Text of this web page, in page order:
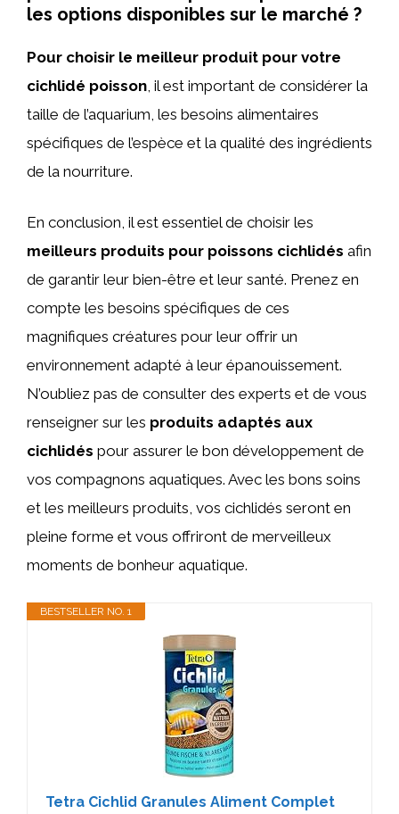
les options disponibles sur le marché ?
Pour choisir le meilleur produit pour votre
cichlidé poisson , il est important de considérer la
taille de l’aquarium, les besoins alimentaires
spécifiques de l’espèce et la qualité des ingrédients
de la nourriture.
En conclusion, il est essentiel de choisir les
meilleurs produits pour poissons cichlidés afin
de garantir leur bien-être et leur santé. Prenez en
compte les besoins spécifiques de ces
magnifiques créatures pour leur offrir un
environnement adapté à leur épanouissement.
N’oubliez pas de consulter des experts et de vous
renseigner sur les produits adaptés aux
cichlidés pour assurer le bon développement de
vos compagnons aquatiques. Avec les bons soins
et les meilleurs produits, vos cichlidés seront en
pleine forme et vous offriront de merveilleux
moments de bonheur aquatique.
BESTSELLER NO. 1
Tetra Cichlid Granules Aliment Complet